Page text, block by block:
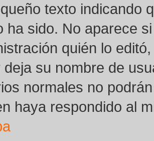
texto indicando
ha sido. No aparece
quién lo
deja su nombre de
normales no
haya respondido al